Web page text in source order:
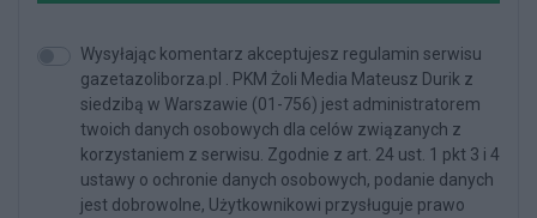
Wysyłając komentarz akceptujesz regulamin serwisu
gazetazoliborza.pl . PKM Żoli Media Mateusz Durik z
siedzibą w Warszawie (01-756) jest administratorem
twoich danych osobowych dla celów związanych z
korzystaniem z serwisu. Zgodnie z art. 24 ust. 1 pkt 3 i 4
ustawy o ochronie danych osobowych, podanie danych
jest dobrowolne, Użytkownikowi przysługuje prawo